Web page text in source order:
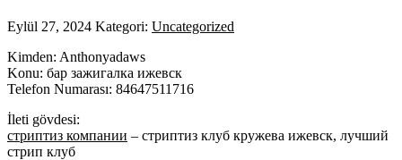
Eylül 27, 2024 Kategori: Uncategorized
Kimden: Anthonyadaws
Konu: бар зажигалка ижевск
Telefon Numarası: 84647511716
İleti gövdesi:
стриптиз компании – стриптиз клуб кружева ижевск, лучший
стрип клуб